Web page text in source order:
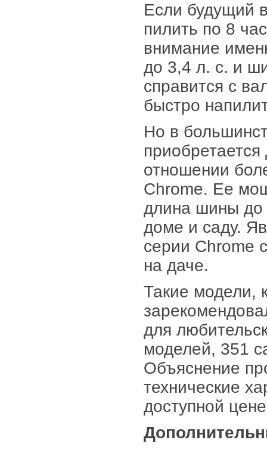
Если будущий
пилить по 8
внимание
до 3,4 л. с. и
справится с
быстро
Но в
отношении
Chrome. Ее
длина шины до
доме и саду.
серии Chrome
на даче.
Такие модели,
для
моделей, 351
Объяснение
технические
доступной